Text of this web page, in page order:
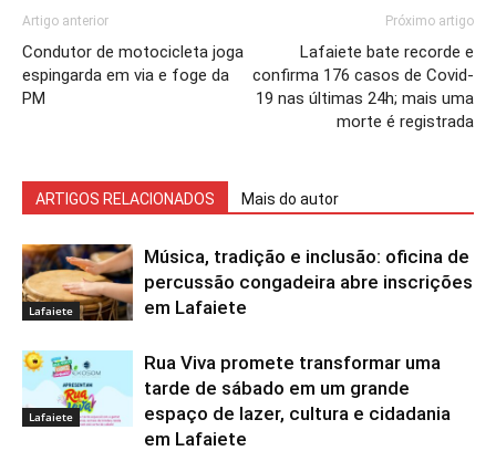
Artigo anterior
Condutor de motocicleta joga
espingarda em via e foge da
PM
Próximo artigo
Lafaiete bate recorde e
confirma 176 casos de Covid-
19 nas últimas 24h; mais uma
morte é registrada
ARTIGOS RELACIONADOS Mais do autor
Lafaiete
Música, tradição e inclusão: oficina de
percussão congadeira abre inscrições
em Lafaiete
Lafaiete
Rua Viva promete transformar uma
tarde de sábado em um grande
espaço de lazer, cultura e cidadania
em Lafaiete